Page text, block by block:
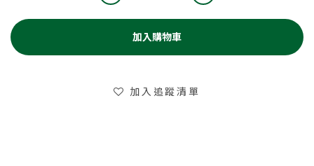
加入購物車
加入追蹤清單